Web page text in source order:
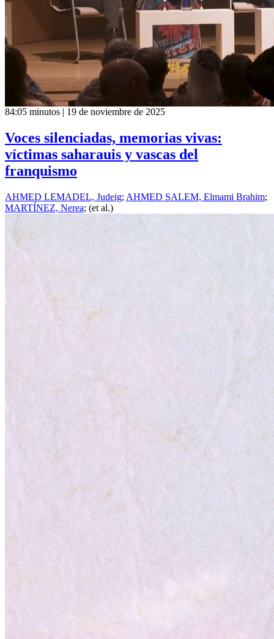
84:05 minutos | 19 de noviembre de 2025
Voces silenciadas, memorias vivas:
víctimas saharauis y vascas del
franquismo
AHMED LEMADEL, Judeig; AHMED SALEM, Elmami Brahim;
MARTÍNEZ, Nerea; (et al.)